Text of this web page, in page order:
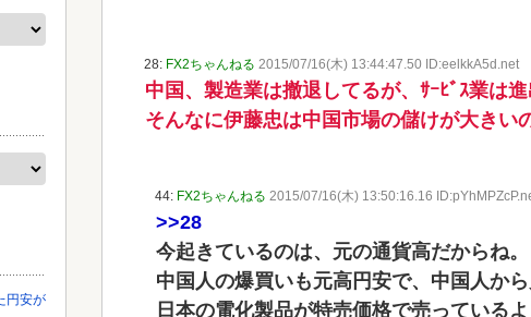
28: FX2ちゃんねる 2015/07/16(木) 13:44:47.50 ID:eelkkA5d.net
中国、製造業は撤退してるが、ｻｰﾋﾞｽ業は進
そんなに伊藤忠は中国市場の儲けが大きい
44: FX2ちゃんねる 2015/07/16(木) 13:50:16.16
>>28
今起きているのは、元の通貨高だからね。
中国人の爆買いも元高円安で、中国人か
日本の電化製品が特売価格で売っているよ
円安が